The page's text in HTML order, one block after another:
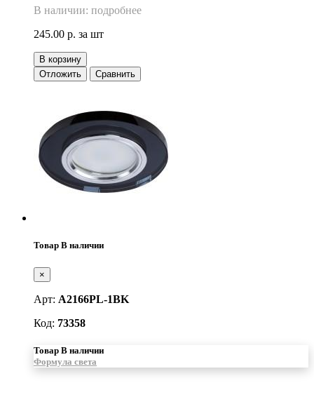
В наличии: подробнее
245.00 р. за шт
В корзину
Отложить
Сравнить
Товар В наличии
×
Арт: A2166PL-1BK
Код: 73358
Товар В наличии
Формула света